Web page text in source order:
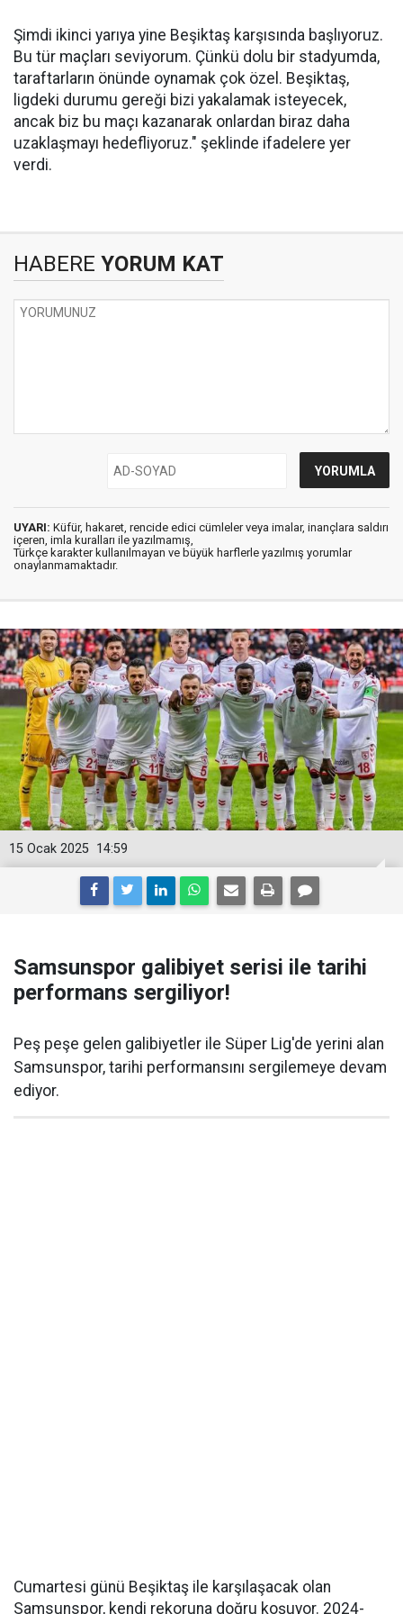
Şimdi ikinci yarıya yine Beşiktaş karşısında başlıyoruz.
Bu tür maçları seviyorum. Çünkü dolu bir stadyumda,
taraftarların önünde oynamak çok özel. Beşiktaş,
ligdeki durumu gereği bizi yakalamak isteyecek,
ancak biz bu maçı kazanarak onlardan biraz daha
uzaklaşmayı hedefliyoruz." şeklinde ifadelere yer
verdi.
HABERE YORUM KAT
UYARI: Küfür, hakaret, rencide edici cümleler veya imalar, inançlara saldırı
içeren, imla kuralları ile yazılmamış,
Türkçe karakter kullanılmayan ve büyük harflerle yazılmış yorumlar
onaylanmamaktadır.
14:59
15 Ocak 2025
Samsunspor galibiyet serisi ile tarihi
performans sergiliyor!
Peş peşe gelen galibiyetler ile Süper Lig'de yerini alan
Samsunspor, tarihi performansını sergilemeye devam
ediyor.
Cumartesi günü Beşiktaş ile karşılaşacak olan
Samsunspor, kendi rekoruna doğru koşuyor. 2024-